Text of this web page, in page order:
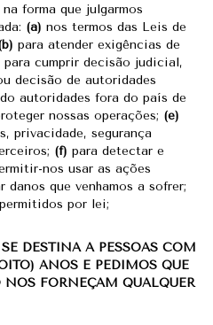
forma que julgarmos
(a) nos termos das Leis de
para atender exigências de
para cumprir decisão judicial,
decisão de autoridades
autoridades fora do país de
nossas operações; (e)
privacidade, segurança
(f) para detectar e
nos usar as ações
que venhamos a sofrer;
por lei;
DESTINA A PESSOAS COM
ANOS E PEDIMOS QUE
NOS FORNEÇAM QUALQUER